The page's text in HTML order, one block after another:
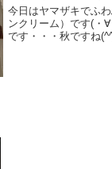
今日はヤマザキでふ
ンクリーム）です(・
です・・・秋ですね